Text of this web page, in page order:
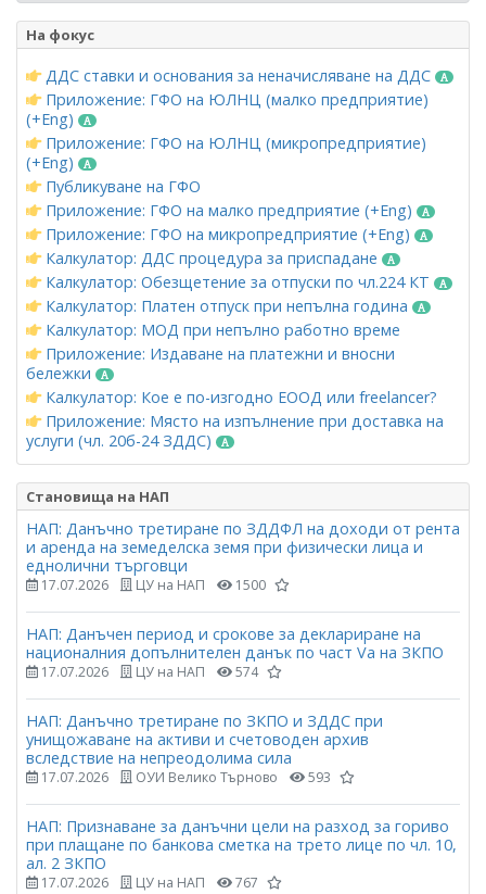
На фокус
ДДС ставки и основания за неначисляване на ДДС
Приложение: ГФО на ЮЛНЦ (малко предприятие)
(+Eng)
Приложение: ГФО на ЮЛНЦ (микропредприятие)
(+Eng)
Публикуване на ГФО
Приложение: ГФО на малко предприятие (+Eng)
Приложение: ГФО на микропредприятие (+Eng)
Калкулатор: ДДС процедура за приспадане
Калкулатор: Обезщетение за отпуски по чл.224 КТ
Калкулатор: Платен отпуск при непълна година
Калкулатор: МОД при непълно работно време
Приложение: Издаване на платежни и вносни
бележки
Калкулатор: Кое е по-изгодно ЕООД или freelancer?
Приложение: Място на изпълнение при доставка на
услуги (чл. 20б-24 ЗДДС)
Становища на НАП
НАП: Данъчно третиране по ЗДДФЛ на доходи от рента
и аренда на земеделска земя при физически лица и
еднолични търговци
17.07.2026 ЦУ на НАП 1500
НАП: Данъчен период и срокове за деклариране на
националния допълнителен данък по част Vа на ЗКПО
17.07.2026 ЦУ на НАП 574
НАП: Данъчно третиране по ЗКПО и ЗДДС при
унищожаване на активи и счетоводен архив
вследствие на непреодолима сила
17.07.2026 ОУИ Велико Търново 593
НАП: Признаване за данъчни цели на разход за гориво
при плащане по банкова сметка на трето лице по чл. 10,
ал. 2 ЗКПО
17.07.2026 ЦУ на НАП 767